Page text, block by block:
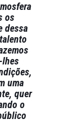
os
dessa
lhes
uma
quer
o